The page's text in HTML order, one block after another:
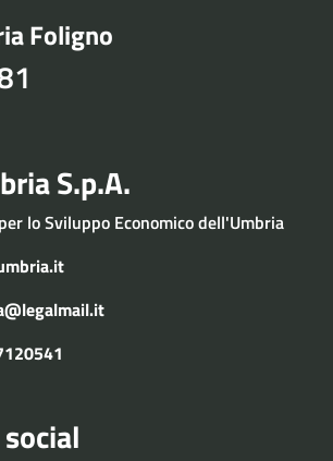
Foligno
S.p.A.
lo Sviluppo Economico dell'Umbria